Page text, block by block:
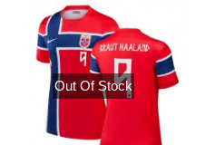
Out Of Stock